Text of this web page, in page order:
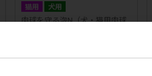
猫用 犬用
肉球を守る泡N（犬・猫用肉球
2,300円